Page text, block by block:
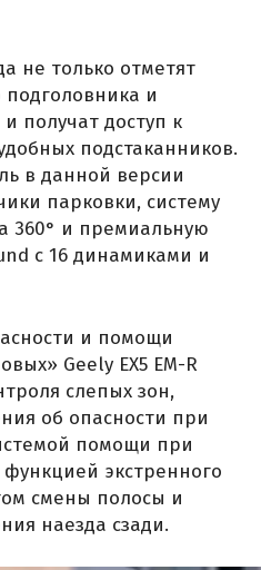
не только отметят
и
получат доступ к
подстаканников.
в данной версии
парковки, систему
360° и премиальную
с 16 динамиками и
и помощи
Geely EX5 EM-R
слепых зон,
об опасности при
помощи при
экстренного
смены полосы и
наезда сзади.